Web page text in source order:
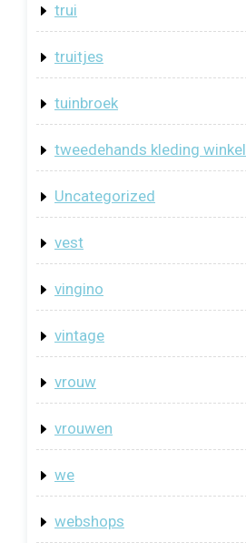
trui
truitjes
tuinbroek
tweedehands kleding winkel
Uncategorized
vest
vingino
vintage
vrouw
vrouwen
we
webshops